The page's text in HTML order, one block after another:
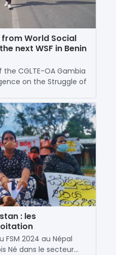
from World Social
next WSF in Benin
CGLTE-OA Gambia
on the Struggle of
: les
FSM 2024 au Népal
Né dans le secteur...